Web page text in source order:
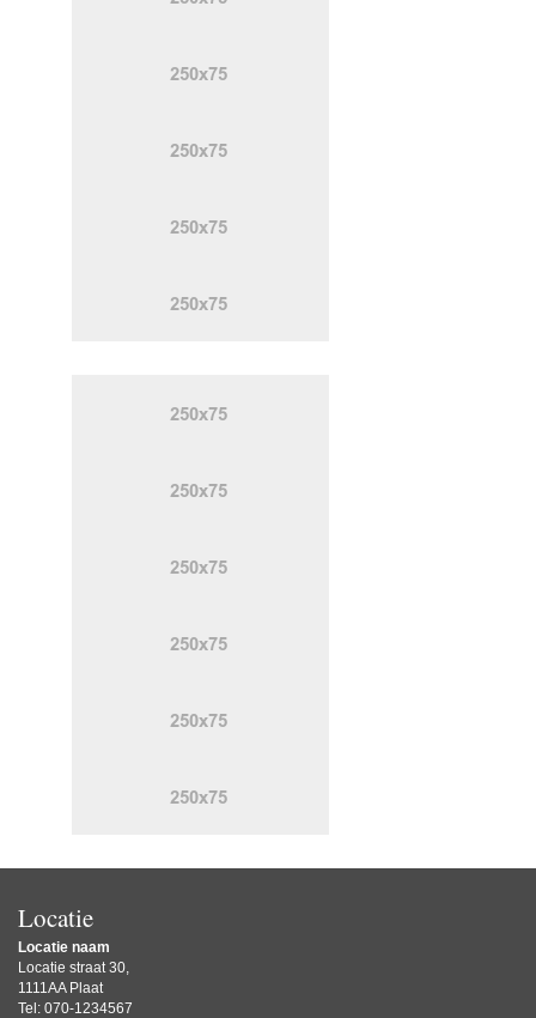
Locatie
Locatie naam
Locatie straat 30,
1111AA Plaat
Tel: 070-1234567